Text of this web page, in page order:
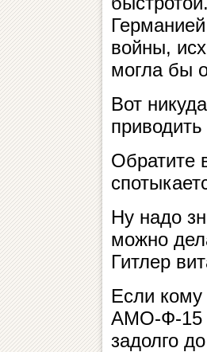
войны,
могла бы
Вот
Обратите
Ну надо
можно
Гитлер
Если кому
АМО-Ф-15
задолго